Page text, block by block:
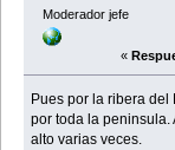
Moderador jefe
«
Pues por la ribera
por toda la peninsula.
alto varias veces.